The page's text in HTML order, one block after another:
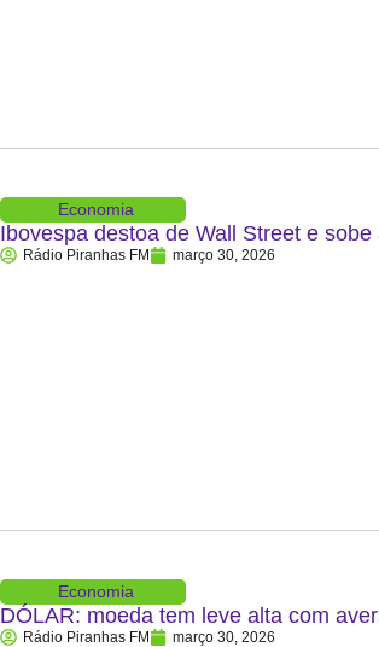
Economia
Ibovespa destoa de Wall Street e
Rádio Piranhas FM março 30, 2026
Economia
DÓLAR: moeda tem leve alta com
Rádio Piranhas FM março 30, 2026